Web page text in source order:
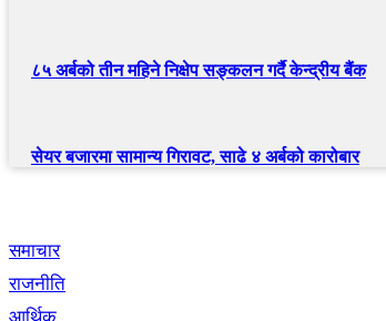
८५ अर्बको तीन महिने निक्षेप सङ्कलन गर्दै केन्द्रीय बैंक
सेयर बजारमा सामान्य गिरावट, साढे ४ अर्बको कारोबार
समाचार
राजनीति